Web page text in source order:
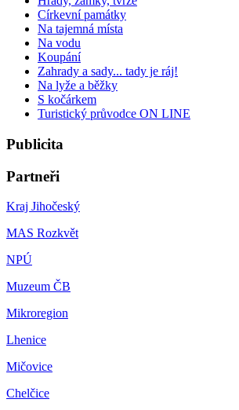
Církevní památky
Na tajemná místa
Na vodu
Koupání
Zahrady a sady... tady je ráj!
Na lyže a běžky
S kočárkem
Turistický průvodce ON LINE
Publicita
Partneři
Kraj Jihočeský
MAS Rozkvět
NPÚ
Muzeum ČB
Mikroregion
Lhenice
Mičovice
Chelčice